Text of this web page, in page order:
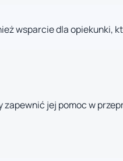
wsparcie dla opiekunki,
zapewnić jej pomoc w